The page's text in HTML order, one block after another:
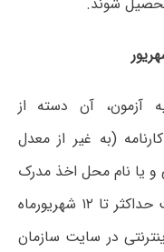
آزمون، آن دسته از
(به غیر از معدل
و یا نام محل اخذ مدرک
کارشناسی) خود سوالی دارند، لازم است حداکثر تا ۱۲ شهریورماه
در سایت سازمان